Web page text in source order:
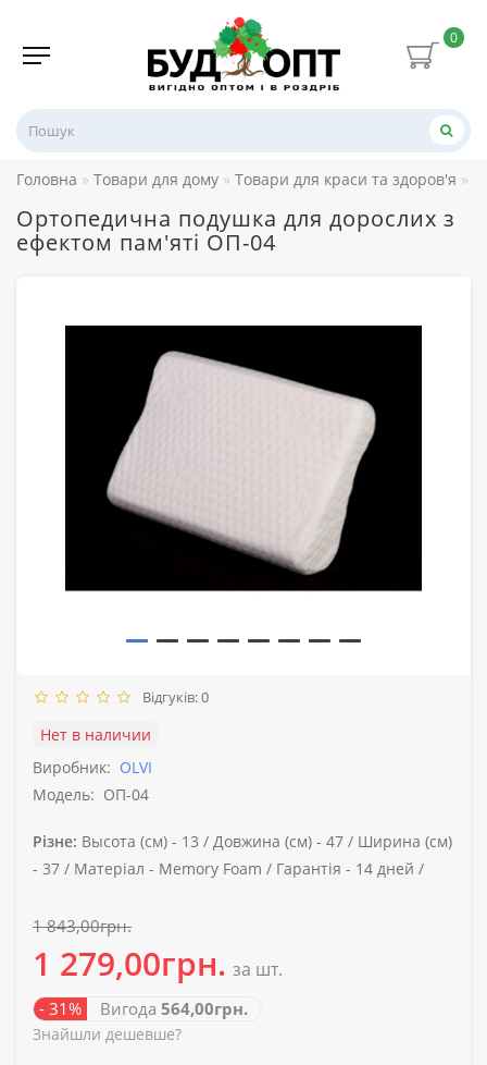
0
Головна Товари для дому Товари для краси та здоров'я
Ортопедична подушка для дорослих з
ефектом пам'яті ОП-04
Відгуків: 0
Нет в наличии
Виробник: OLVI
Модель: ОП-04
Різне: Высота (см) - 13 / Довжина (см) - 47 / Ширина (см)
- 37 / Матеріал - Memory Foam / Гарантія - 14 дней /
1 843,00грн.
1 279,00грн. за шт.
- 31% Вигода 564,00грн.
Знайшли дешевше?